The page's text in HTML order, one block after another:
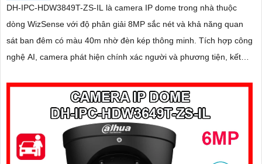
DH-IPC-HDW3849T-ZS-IL là camera IP dome trong nhà thuộc
dòng WizSense với độ phân giải 8MP sắc nét và khả năng quan
sát ban đêm có màu 40m nhờ đèn kép thông minh. Tích hợp công
nghệ AI, camera phát hiện chính xác người và phương tiện, kết
trữ linh hoạt và chi tiết, hỗ trợ PoE tiện lợi đây là giải pháp giám
sát an ninh hiệu quả